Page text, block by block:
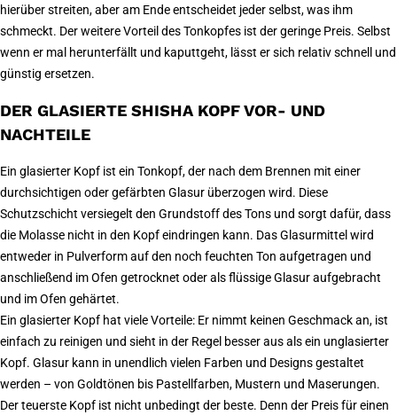
hierüber streiten, aber am Ende entscheidet jeder selbst, was ihm
schmeckt. Der weitere Vorteil des Tonkopfes ist der geringe Preis. Selbst
wenn er mal herunterfällt und kaputtgeht, lässt er sich relativ schnell und
günstig ersetzen.
DER GLASIERTE SHISHA KOPF VOR- UND
NACHTEILE
Ein glasierter Kopf ist ein Tonkopf, der nach dem Brennen mit einer
durchsichtigen oder gefärbten Glasur überzogen wird. Diese
Schutzschicht versiegelt den Grundstoff des Tons und sorgt dafür, dass
die Molasse nicht in den Kopf eindringen kann. Das Glasurmittel wird
entweder in Pulverform auf den noch feuchten Ton aufgetragen und
anschließend im Ofen getrocknet oder als flüssige Glasur aufgebracht
und im Ofen gehärtet.
Ein glasierter Kopf hat viele Vorteile: Er nimmt keinen Geschmack an, ist
einfach zu reinigen und sieht in der Regel besser aus als ein unglasierter
Kopf. Glasur kann in unendlich vielen Farben und Designs gestaltet
werden – von Goldtönen bis Pastellfarben, Mustern und Maserungen.
Der teuerste Kopf ist nicht unbedingt der beste. Denn der Preis für einen